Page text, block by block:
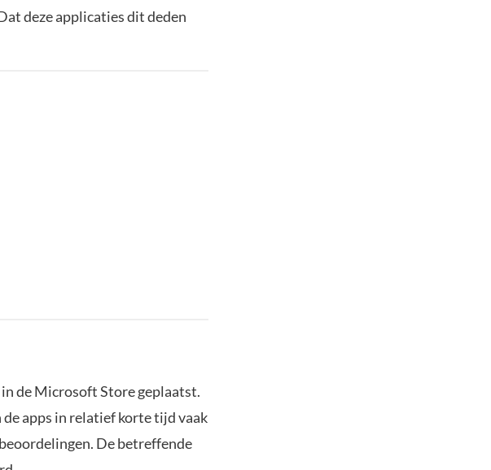
deze applicaties dit deden
de Microsoft Store geplaatst.
apps in relatief korte tijd vaak
De betreffende